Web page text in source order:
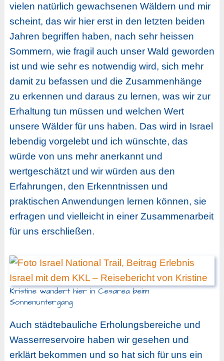
vielen natürlich gewachsenen Wäldern und mir
scheint, das wir hier erst in den letzten beiden
Jahren begriffen haben, nach sehr heissen
Sommern, wie fragil auch unser Wald geworden
ist und wie sehr es notwendig wird, sich mehr
damit zu befassen und die Zusammenhänge
zu erkennen und daraus zu lernen, was wir zur
Erhaltung tun müssen und welchen Wert
unsere Wälder für uns haben. Das wird in Israel
lebendig vorgelebt und ich wünschte, das
würde von uns mehr anerkannt und
wertgeschätzt und wir würden aus den
Erfahrungen, den Erkenntnissen und
praktischen Anwendungen lernen können, sie
erfragen und vielleicht in einer Zusammenarbeit
für uns erschließen.
Kristine wandert hier in Cesarea beim
Sonnenuntergang
Auch städtebauliche Erholungsbereiche und
Wasserreservoire haben wir gesehen und
erklärt bekommen und so hat sich für uns ein